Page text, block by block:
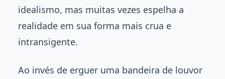
idealismo, mas muitas vezes espelha a
realidade em sua forma mais crua e
intransigente.
Ao invés de erguer uma bandeira de louvor